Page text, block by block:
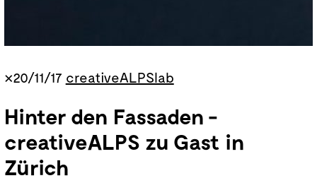
×20/11/17 creativeALPSlab
Hinter den Fassaden -
creativeALPS zu Gast in
Zürich